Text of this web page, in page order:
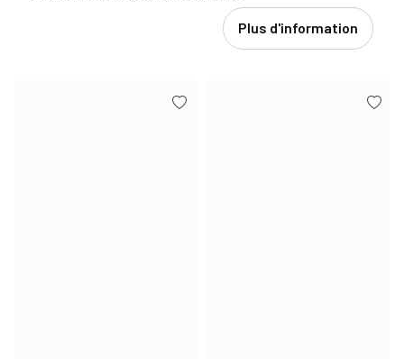
Plus d'information